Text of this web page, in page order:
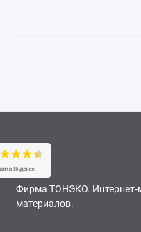
Фирма ТОНЭКО. Интернет-
материалов.